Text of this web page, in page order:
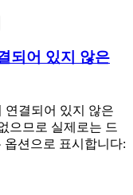
되어 있지 않은
연결되어 있지 않은
으므로 실제로는 드
옵션으로 표시합니다: